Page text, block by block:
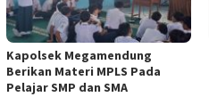
Kapolsek Megamendung
Berikan Materi MPLS Pada
Pelajar SMP dan SMA